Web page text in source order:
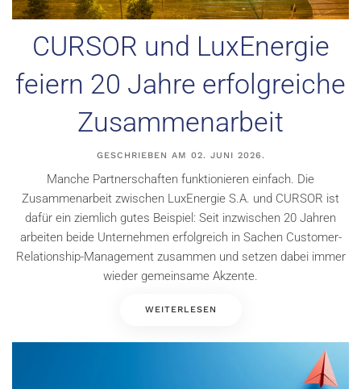
CURSOR und LuxEnergie
feiern 20 Jahre erfolgreiche
Zusammenarbeit
GESCHRIEBEN AM 02. JUNI 2026.
Manche Partnerschaften funktionieren einfach. Die
Zusammenarbeit zwischen LuxEnergie S.A. und CURSOR ist
dafür ein ziemlich gutes Beispiel: Seit inzwischen 20 Jahren
arbeiten beide Unternehmen erfolgreich in Sachen Customer-
Relationship-Management zusammen und setzen dabei immer
wieder gemeinsame Akzente.
WEITERLESEN